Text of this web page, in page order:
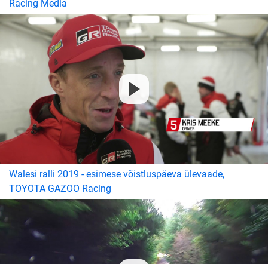
Racing Media
Walesi ralli 2019 - esimese võistluspäeva ülevaade,
TOYOTA GAZOO Racing